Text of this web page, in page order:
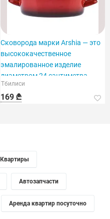
Сковорода марки Arshia — это
высококачественное
эмалированное изделие
диаметром 24 сантиметра.
Тбилиси
169 ₾
Квартиры
Автозапчасти
Аренда квартир посуточно